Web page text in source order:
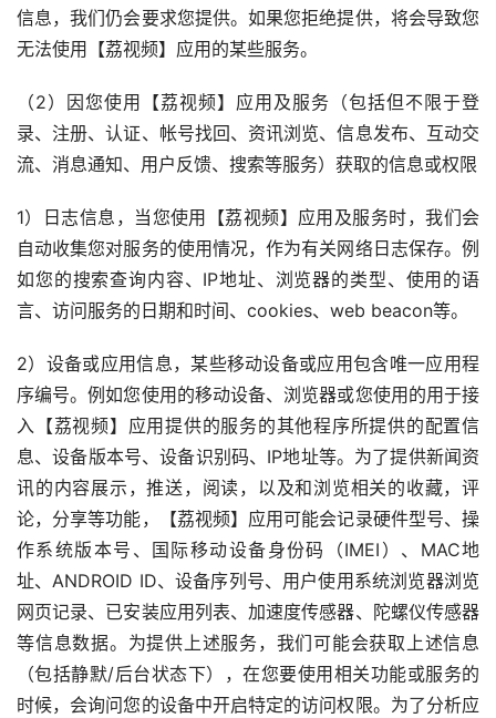
信息，我们仍会要求您提供。如果您拒绝提供，将会导致您
无法使用【荔视频】应用的某些服务。
（2）因您使用【荔视频】应用及服务（包括但不限于登
录、注册、认证、帐号找回、资讯浏览、信息发布、互动交
流、消息通知、用户反馈、搜索等服务）获取的信息或权限
1）日志信息，当您使用【荔视频】应用及服务时，我们会
自动收集您对服务的使用情况，作为有关网络日志保存。例
如您的搜索查询内容、IP地址、浏览器的类型、使用的语
言、访问服务的日期和时间、cookies、web beacon等。
2）设备或应用信息，某些移动设备或应用包含唯一应用程
序编号。例如您使用的移动设备、浏览器或您使用的用于接
入【荔视频】应用提供的服务的其他程序所提供的配置信
息、设备版本号、设备识别码、IP地址等。为了提供新闻资
讯的内容展示，推送，阅读，以及和浏览相关的收藏，评
论，分享等功能，【荔视频】应用可能会记录硬件型号、操
作系统版本号、国际移动设备身份码（IMEI）、MAC地
址、ANDROID ID、设备序列号、用户使用系统浏览器浏览
网页记录、已安装应用列表、加速度传感器、陀螺仪传感器
等信息数据。为提供上述服务，我们可能会获取上述信息
（包括静默/后台状态下），在您要使用相关功能或服务的
时候，会询问您的设备中开启特定的访问权限。为了分析应